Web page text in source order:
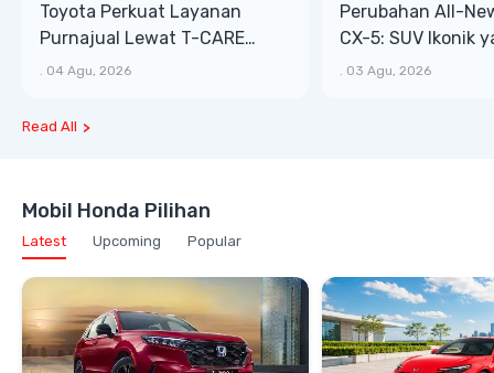
Toyota Perkuat Layanan
Purnajual Lewat T-CARE
XTRA, Manfaat Lebih Besar
. 04 Agu, 2026
Perubahan All-
CX-5: SUV Ikonik
Bongsor, Mewah,
. 03 Agu, 2026
Read All
Mobil Honda Pilihan
Latest Upcoming Popular